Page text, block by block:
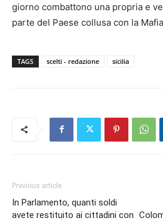
giorno combattono una propria e
parte del Paese collusa con la
TAGS scelti - redazione sicilia
Previous article
In Parlamento, quanti soldi
avete restituito ai cittadini con